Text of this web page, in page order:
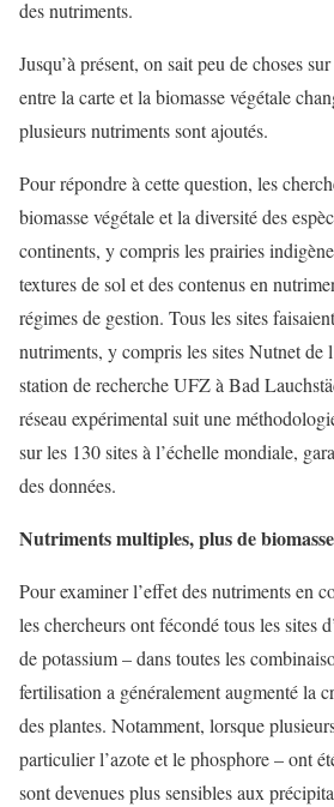
des nutriments.
Jusqu’à présent, on sait peu de choses
entre la carte et la biomasse végétale
plusieurs nutriments sont ajoutés.
Pour répondre à cette question, les
biomasse végétale et la diversité des
continents, y compris les prairies
textures de sol et des contenus en
régimes de gestion. Tous les sites
nutriments, y compris les sites Nutnet de
station de recherche UFZ à Bad
réseau expérimental suit une
sur les 130 sites à l’échelle mondiale,
des données.
Nutriments multiples, plus de biomasse
Pour examiner l’effet des nutriments en
les chercheurs ont fécondé tous les sites
de potassium – dans toutes les
fertilisation a généralement augmenté la
des plantes. Notamment, lorsque
particulier l’azote et le phosphore – ont
sont devenues plus sensibles aux